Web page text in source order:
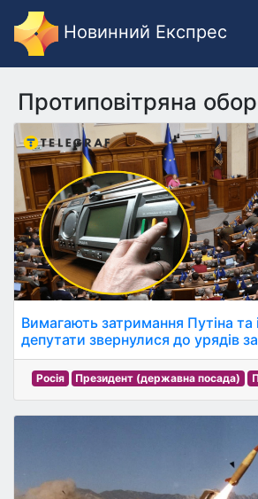
Новинний Експрес
Протиповітряна
Вимагають затримання Путіна та
депутати звернулися до урядів
Росія Президент (державна посада)